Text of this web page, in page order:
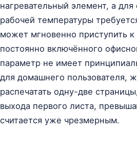
нагревательный элемент, а для
рабочей температуры
может мгновенно приступить к
постоянно включённого
параметр не имеет
для домашнего пользователя,
распечатать одну-две
выхода первого листа,
считается уже чрезмерным.